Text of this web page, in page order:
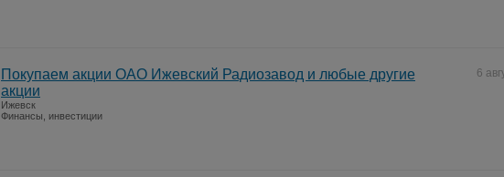
6
Покупаем акции ОАО Ижевский Радиозавод и любые другие
акции
Ижевск
Финансы, инвестиции